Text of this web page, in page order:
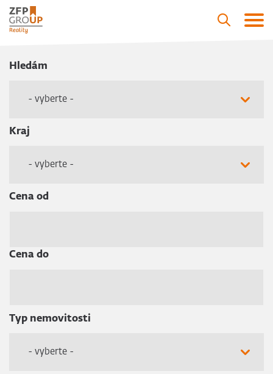
Hledám
- vyberte -
Kraj
- vyberte -
Cena od
Cena do
Typ nemovitosti
- vyberte -